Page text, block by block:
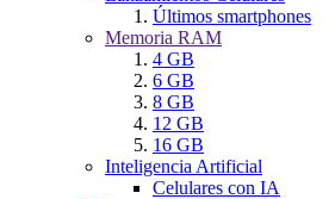
Últimos smartphones
Memoria RAM
4 GB
6 GB
8 GB
12 GB
16 GB
Inteligencia Artificial
Celulares con IA